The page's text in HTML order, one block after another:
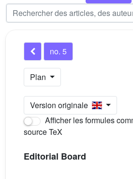
no. 5
Plan
Version originale
Afficher les formules
source TeX
Editorial Board